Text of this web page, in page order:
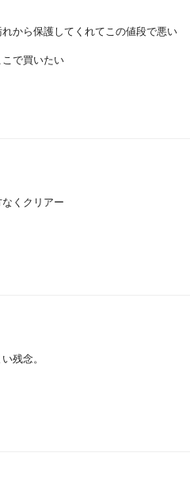
から保護してくれてこの値段で悪い
で買いたい
くクリアー
残念。